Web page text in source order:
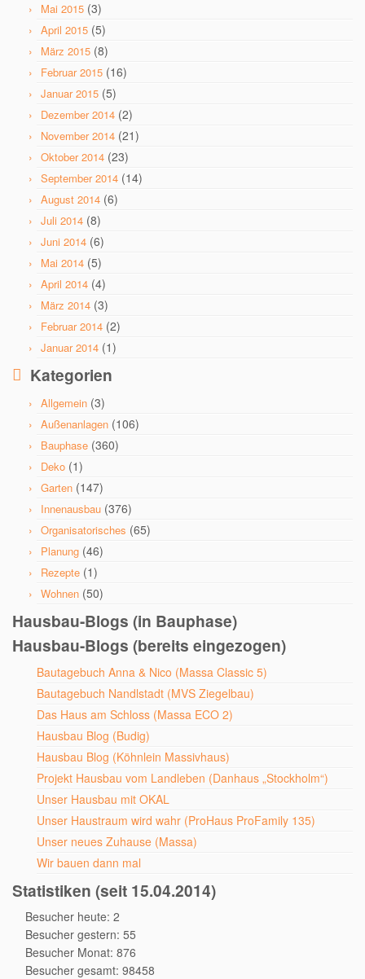
Mai 2015 (3)
April 2015 (5)
März 2015 (8)
Februar 2015 (16)
Januar 2015 (5)
Dezember 2014 (2)
November 2014 (21)
Oktober 2014 (23)
September 2014 (14)
August 2014 (6)
Juli 2014 (8)
Juni 2014 (6)
Mai 2014 (5)
April 2014 (4)
März 2014 (3)
Februar 2014 (2)
Januar 2014 (1)
Kategorien
Allgemein (3)
Außenanlagen (106)
Bauphase (360)
Deko (1)
Garten (147)
Innenausbau (376)
Organisatorisches (65)
Planung (46)
Rezepte (1)
Wohnen (50)
Hausbau-Blogs (in Bauphase)
Hausbau-Blogs (bereits eingezogen)
Bautagebuch Anna & Nico (Massa Classic 5)
Bautagebuch Nandlstadt (MVS Ziegelbau)
Das Haus am Schloss (Massa ECO 2)
Hausbau Blog (Budig)
Hausbau Blog (Köhnlein Massivhaus)
Projekt Hausbau vom Landleben (Danhaus „Stockholm“)
Unser Hausbau mit OKAL
Unser Haustraum wird wahr (ProHaus ProFamily 135)
Unser neues Zuhause (Massa)
Wir bauen dann mal
Statistiken (seit 15.04.2014)
Besucher heute: 2
Besucher gestern: 55
Besucher Monat: 876
Besucher gesamt: 98458